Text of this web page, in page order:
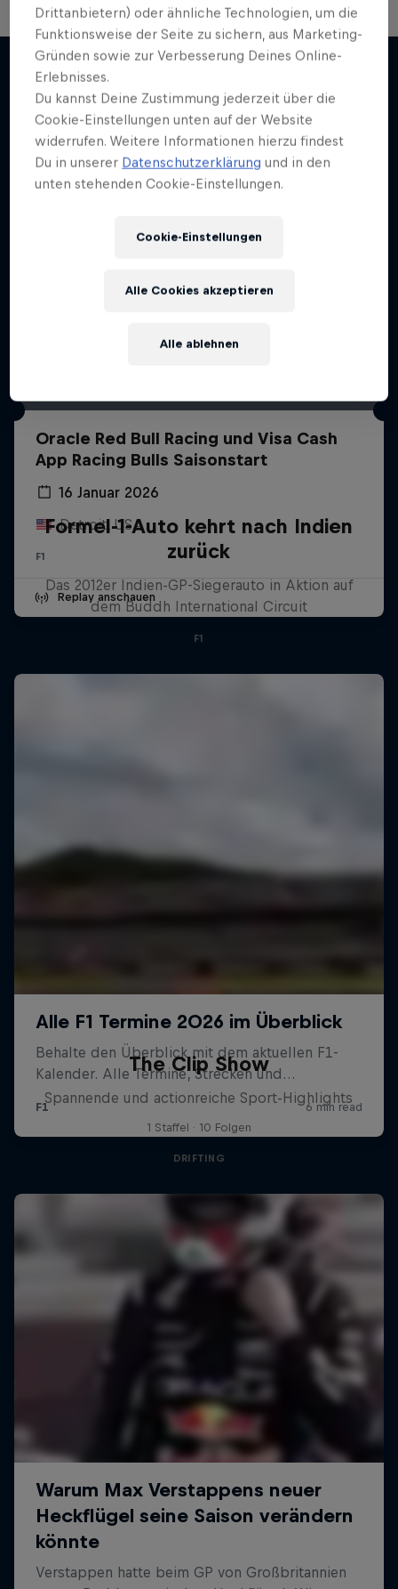
Weiter geht´s hier
Oracle Red Bull Racing und Visa Cash
App Racing Bulls Saisonstart
16 Januar 2026
Detroit, USA
F1
Replay anschauen
Formel-1-Auto kehrt nach Indien
zurück
Das 2012er Indien-GP-Siegerauto in Aktion auf
dem Buddh International Circuit
F1
The Clip Show
Spannende und actionreiche Sport-Highlights
1 Staffel · 10 Folgen
DRIFTING
Drittanbietern) oder ähnliche Technologien, um die
Funktionsweise der Seite zu sichern, aus Marketing-
Gründen sowie zur Verbesserung Deines Online-
Erlebnisses.
Du kannst Deine Zustimmung jederzeit über die
Cookie-Einstellungen unten auf der Website
widerrufen. Weitere Informationen hierzu findest
Du in unserer Datenschutzerklärung und in den
unten stehenden Cookie-Einstellungen.
Cookie-Einstellungen
Alle ablehnen
Alle Cookies akzeptieren